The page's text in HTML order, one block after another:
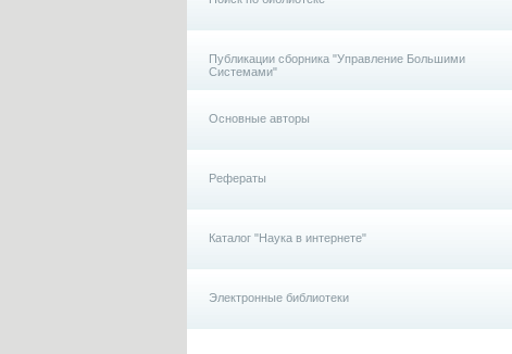
Публикации сборника "Управление Большими
Системами"
Основные авторы
Рефераты
Каталог "Наука в интернете"
Электронные библиотеки